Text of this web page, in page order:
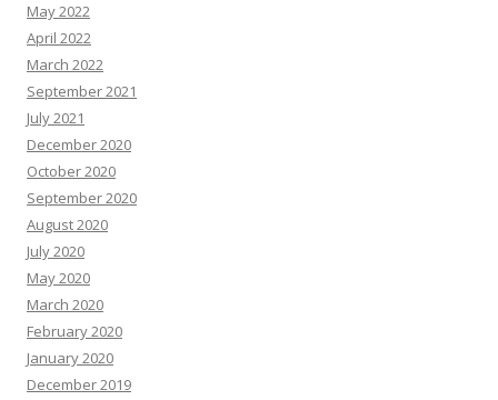
May 2022
April 2022
March 2022
September 2021
July 2021
December 2020
October 2020
September 2020
August 2020
July 2020
May 2020
March 2020
February 2020
January 2020
December 2019